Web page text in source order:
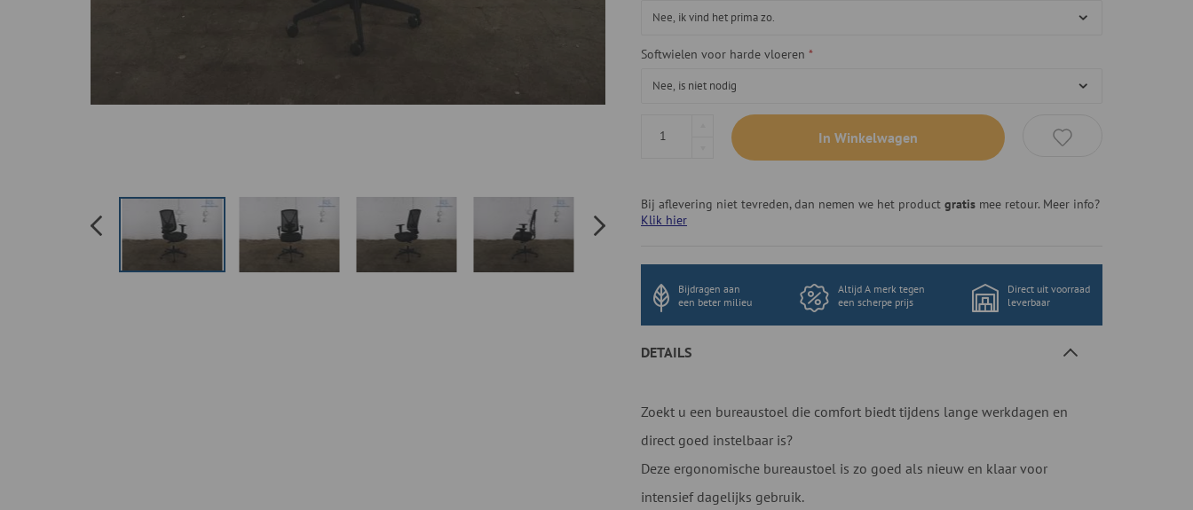
Softwielen voor harde vloeren
In Winkelwagen
Bij aflevering niet tevreden, dan nemen we het productgratis mee retour. Meer info?
Klik hier
Bijdragen aan
een beter milieu
Altijd A merk tegen
een scherpe prijs
Direct uit voorraad
leverbaar
DETAILS
Zoekt u een bureaustoel die comfort biedt tijdens lange werkdagen en
direct goed instelbaar is?
Deze ergonomische bureaustoel is zo goed als nieuw en klaar voor
intensief dagelijks gebruik.